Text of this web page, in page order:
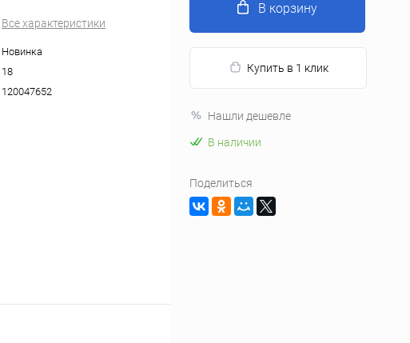
Все характеристики
Новинка
18
120047652
В корзину
Купить в 1 клик
Нашли дешевле
В наличии
Поделиться